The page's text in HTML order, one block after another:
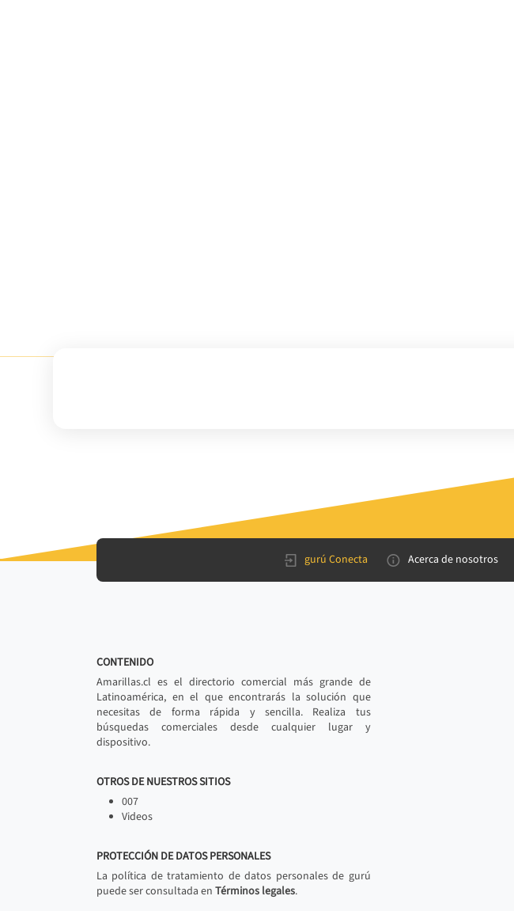
gurú Conecta Acerca de nosotros
CONTENIDO
Amarillas.cl es el directorio comercial más grande de
Latinoamérica, en el que encontrarás la solución que
necesitas de forma rápida y sencilla. Realiza tus
búsquedas comerciales desde cualquier lugar y
dispositivo.
OTROS DE NUESTROS SITIOS
007
Videos
PROTECCIÓN DE DATOS PERSONALES
La política de tratamiento de datos personales de gurú
puede ser consultada en Términos legales.